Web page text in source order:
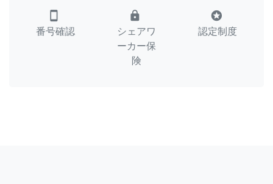
smartphone
番号確認
lock
シェアワ
ーカー保
険
stars
認定制度